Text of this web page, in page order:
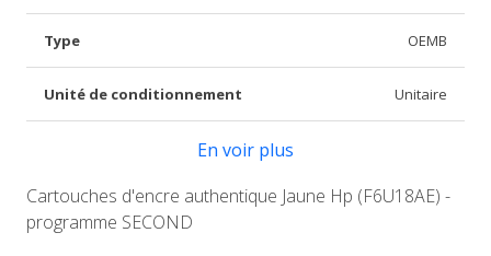
Type OEMB
Unité de conditionnement Unitaire
En voir plus
Cartouches d'encre authentique Jaune Hp (F6U18AE) -
programme SECOND